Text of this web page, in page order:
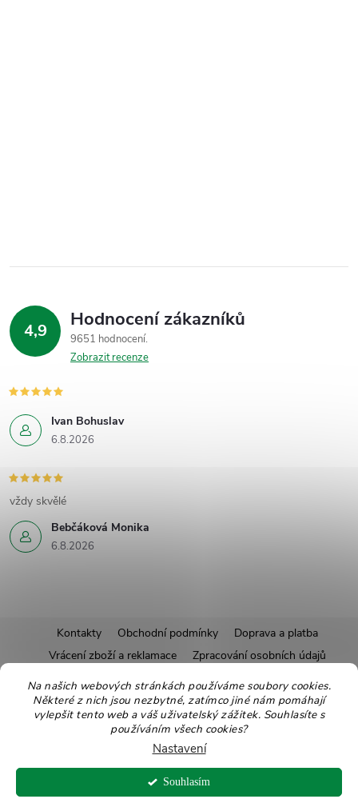
Na našich webových stránkách používáme soubory cookies.
Některé z nich jsou nezbytné, zatímco jiné nám pomáhají
vylepšit tento web a váš uživatelský zážitek. Souhlasíte s
používáním všech cookies?
Nastavení
Souhlasím
4,9 Hodnocení zákazníků
9651 hodnocení
Zobrazit recenze
Ivan Bohuslav
6.8.2026
Bebčáková Monika
6.8.2026
vždy skvělé
á
Kontakty Obchodní podmínky
Doprava a platba
Vrácení zboží a reklamace
Zpracování osobních údajů
Pravidla soutěží
Affiliate program
Recepty
Pro nové dodavatele
Ekologické balení Moje objednávka
Copyright 2026Zdravoslav. Všechna práva vyhrazena.Upravit nastavení
cookies